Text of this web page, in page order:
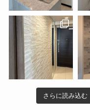
さらに読み込む